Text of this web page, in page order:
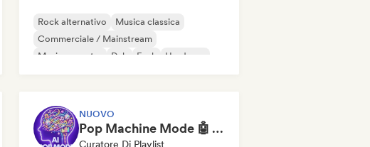
Rock alternativo
Musica classica
Commerciale / Mainstream
Musica country
Dub Funk
Hardcore
NUOVO
Pop Machine Mode 🤖 AI Music, Indie Pop & Dream Pop
Curatore Di Playlist